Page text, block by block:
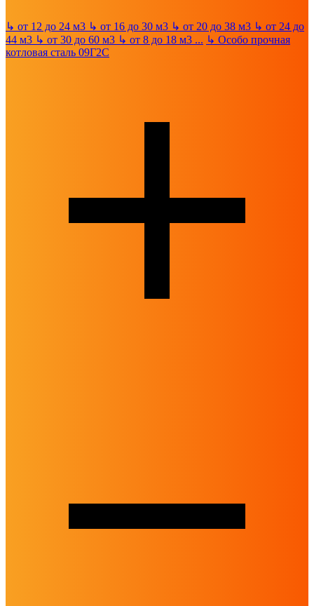
↳ от 12 до 24 м3 ↳ от 16 до 30 м3 ↳ от 20 до 38 м3 ↳ от 24 до
44 м3 ↳ от 30 до 60 м3 ↳ от 8 до 18 м3 ... ↳ Особо прочная
котловая сталь 09Г2С